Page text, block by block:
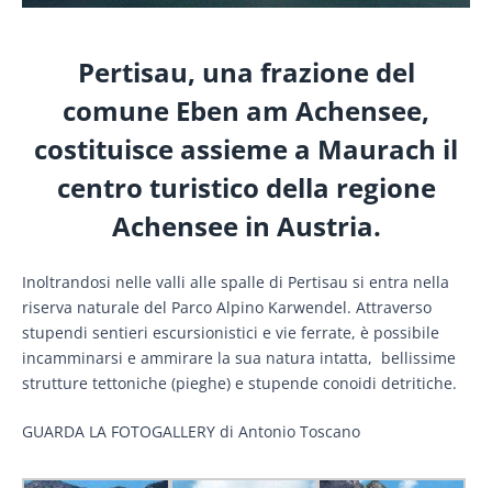
Pertisau, una frazione del
comune Eben am Achensee,
costituisce assieme a Maurach il
centro turistico della regione
Achensee in Austria.
Inoltrandosi nelle valli alle spalle di Pertisau si entra nella
riserva naturale del Parco Alpino Karwendel. Attraverso
stupendi sentieri escursionistici e vie ferrate, è possibile
incamminarsi e ammirare la sua natura intatta, bellissime
strutture tettoniche (pieghe) e stupende conoidi detritiche.
GUARDA LA FOTOGALLERY di Antonio Toscano